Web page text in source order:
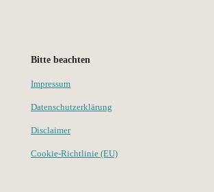
Bitte beachten
Impressum
Datenschutzerklärung
Disclaimer
Cookie-Richtlinie (EU)